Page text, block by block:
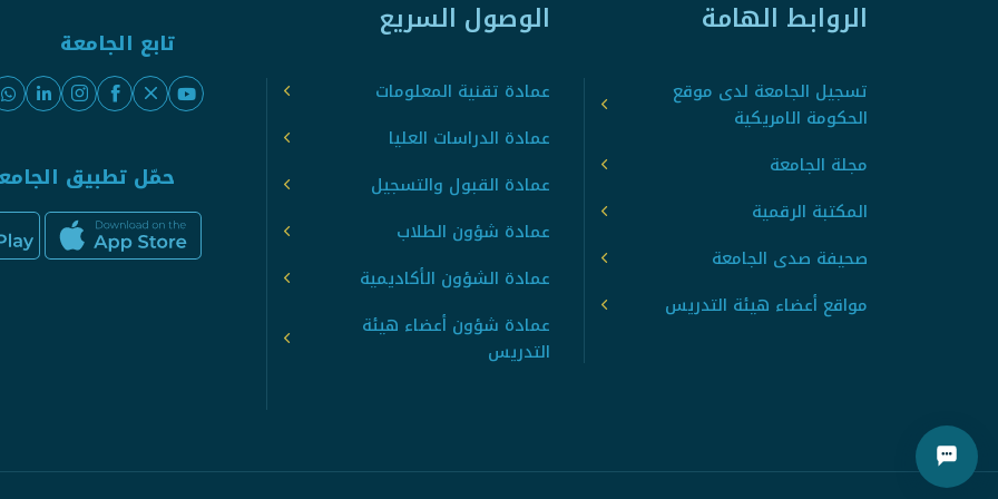
الروابط الهامة
تسجيل الجامعة لدى موقع
الحكومة الامريكية
مجلة الجامعة
المكتبة الرقمية
صحيفة صدى الجامعة
مواقع أعضاء هيئة التدريس
الوصول السريع
عمادة تقنية المعلومات
عمادة الدراسات العليا
عمادة القبول والتسجيل
عمادة شؤون الطلاب
عمادة الشؤون الأكاديمية
عمادة شؤون أعضاء هيئة
التدريس
تابع الجامعة
حمّل تطبيق